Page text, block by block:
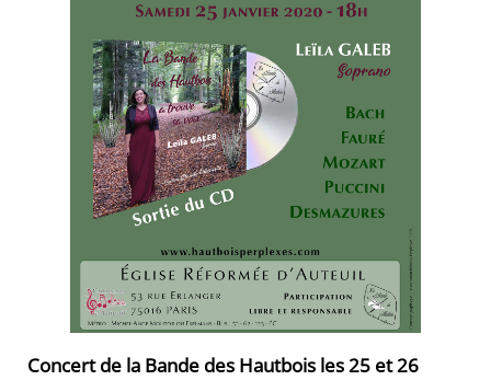
Concert de la Bande des Hautbois les 25 et 26